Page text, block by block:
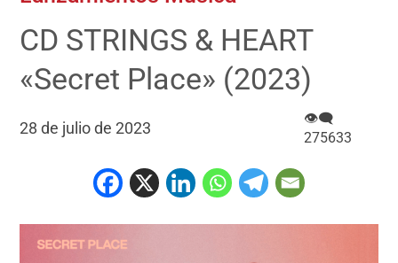
CD STRINGS & HEART
«Secret Place» (2023)
28 de julio de 2023
👁‍🗨
275633